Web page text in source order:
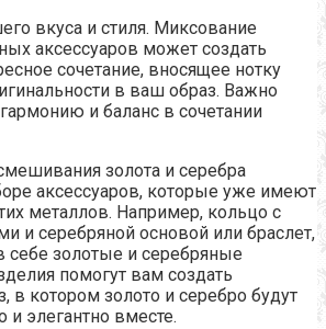
вкуса и стиля. Миксование
аксессуаров может создать
сочетание, вносящее нотку
в ваш образ. Важно
и баланс в сочетании
золота и серебра
аксессуаров, которые уже имеют
металлов. Например, кольцо с
и серебряной основой или браслет,
себе золотые и серебряные
помогут вам создать
в котором золото и серебро будут
и элегантно вместе.